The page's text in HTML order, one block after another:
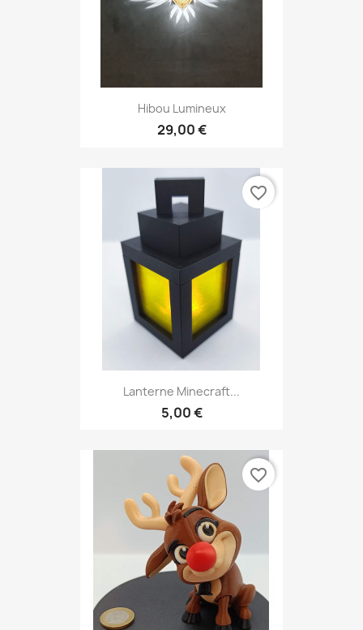
Hibou Lumineux
29,00 €
Lanterne Minecraft...
5,00 €
favorite_border
favorite_border